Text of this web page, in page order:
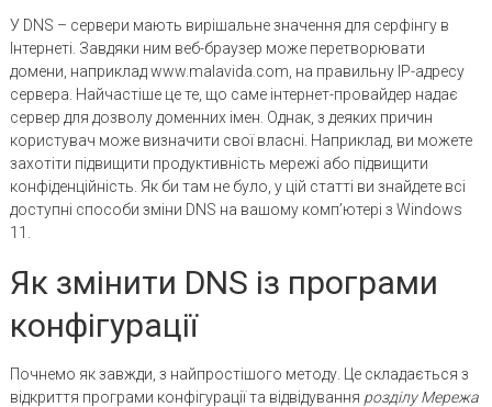
У DNS – сервери мають вирішальне значення для серфінгу в
Інтернеті. Завдяки ним веб-браузер може перетворювати
домени, наприклад www.malavida.com, на правильну IP-адресу
сервера. Найчастіше це те, що саме інтернет-провайдер надає
сервер для дозволу доменних імен. Однак, з деяких причин
користувач може визначити свої власні. Наприклад, ви можете
захотіти підвищити продуктивність мережі або підвищити
конфіденційність. Як би там не було, у цій статті ви знайдете всі
доступні способи зміни DNS на вашому комп’ютері з Windows
11.
Як змінити DNS із програми
конфігурації
Почнемо як завжди, з найпростішого методу. Це складається з
відкриття програми конфігурації та відвідування розділу Мережа